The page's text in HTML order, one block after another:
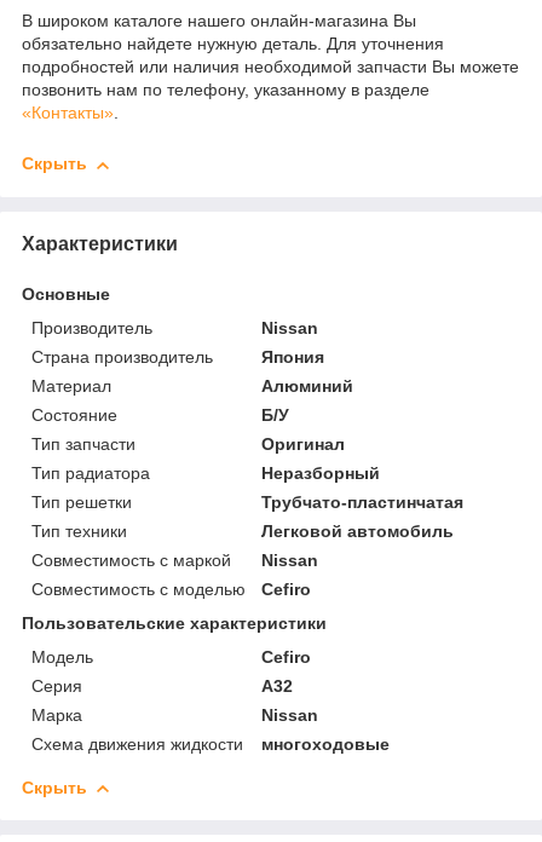
В широком каталоге нашего онлайн-магазина Вы
обязательно найдете нужную деталь. Для уточнения
подробностей или наличия необходимой запчасти Вы можете
позвонить нам по телефону, указанному в разделе
«Контакты».
Скрыть
Характеристики
Основные
Производитель
Nissan
Страна производитель
Япония
Материал
Алюминий
Состояние
Б/У
Тип запчасти
Оригинал
Тип радиатора
Неразборный
Тип решетки
Трубчато-пластинчатая
Тип техники
Легковой автомобиль
Совместимость с маркой
Nissan
Совместимость с моделью
Cefiro
Пользовательские характеристики
Модель
Cefiro
Серия
A32
Марка
Nissan
Схема движения жидкости
многоходовые
Скрыть